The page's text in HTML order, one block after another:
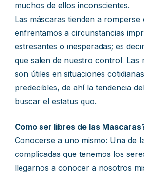
muchos de ellos inconscientes.
Las máscaras tienden a romperse
enfrentamos a circunstancias
estresantes o inesperadas; es
que salen de nuestro control. Las
son útiles en situaciones
predecibles, de ahí la tendencia
buscar el estatus quo.
Como ser libres de las
Conocerse a uno mismo: Una de
complicadas que tenemos los
llegarnos a conocer a nosotros